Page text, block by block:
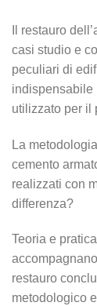
Il restauro
casi studio e
peculiari di
indispensabile
utilizzato per il
La
cemento
realizzati con
differenza?
Teoria e
restauro
metodologico